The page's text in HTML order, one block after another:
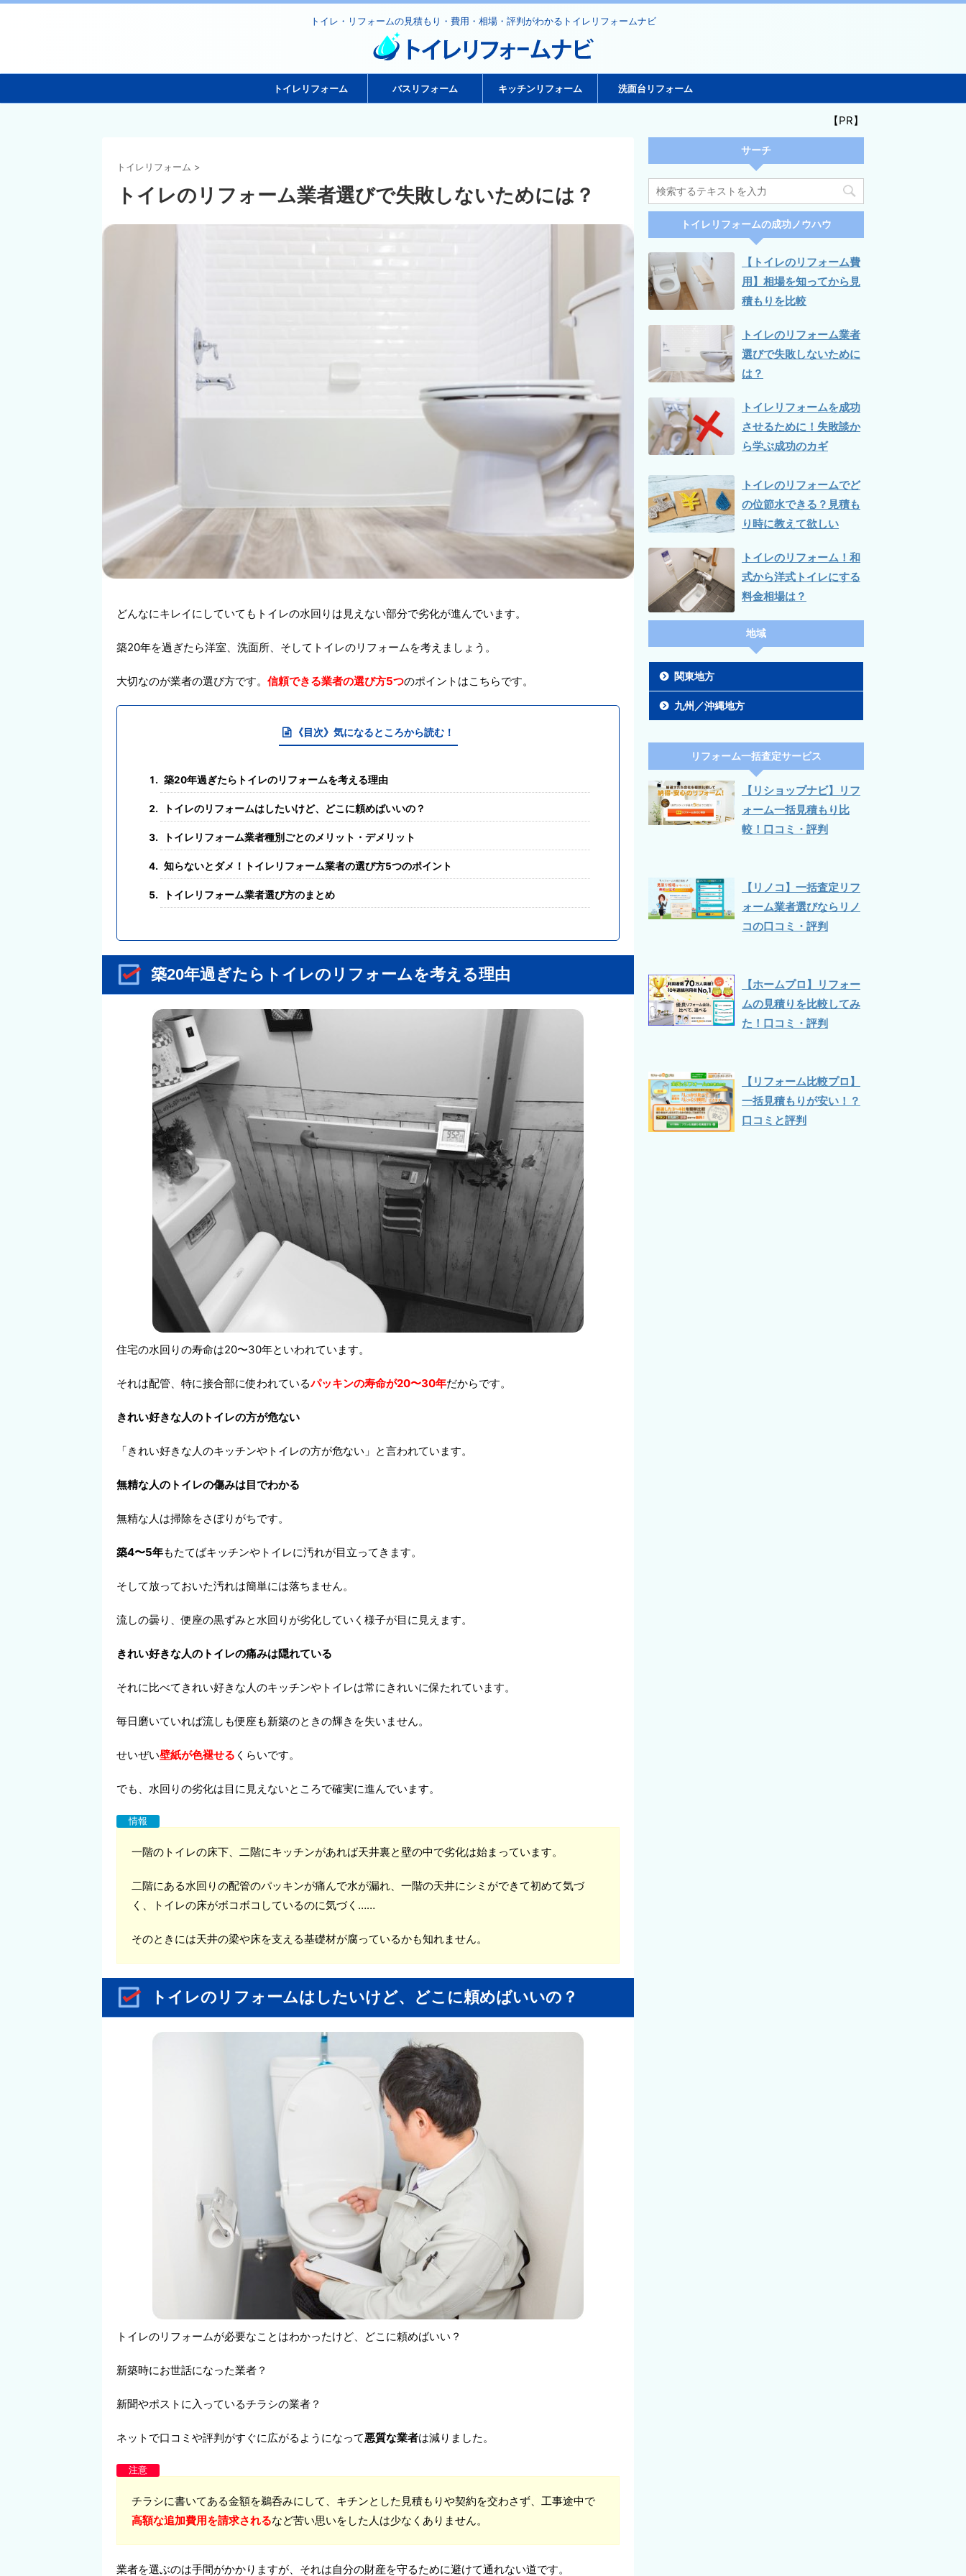
トイレ・リフォームの見積もり・費用・相場・評判がわかるトイレリフォームナビ
トイレリフォーム バスリフォーム キッチンリフォーム 洗面台リフォーム
【PR】
トイレリフォーム >
トイレのリフォーム業者選びで失敗しないためには？
どんなにキレイにしていてもトイレの水回りは見えない部分で劣化が進んでいます。
築20年を過ぎたら洋室、洗面所、そしてトイレのリフォームを考えましょう。
大切なのが業者の選び方です。 信頼できる業者の選び方5つのポイントはこちらです。
《目次》気になるところから読む！
築20年過ぎたらトイレのリフォームを考える理由
トイレのリフォームはしたいけど、どこに頼めばいいの？
トイレリフォーム業者種別ごとのメリット・デメリット
知らないとダメ！トイレリフォーム業者の選び方5つのポイント
トイレリフォーム業者選び方のまとめ
築20年過ぎたらトイレのリフォームを考える理由
住宅の水回りの寿命は20〜30年といわれています。
それは配管、特に接合部に使われているパッキンの寿命が20〜30年だからです。
きれい好きな人のトイレの方が危ない
「きれい好きな人のキッチンやトイレの方が危ない」と言われています。
無精な人のトイレの傷みは目でわかる
無精な人は掃除をさぼりがちです。
築4〜5年もたてばキッチンやトイレに汚れが目立ってきます。
そして放っておいた汚れは簡単には落ちません。
流しの曇り、便座の黒ずみと水回りが劣化していく様子が目に見えます。
きれい好きな人のトイレの痛みは隠れている
それに比べてきれい好きな人のキッチンやトイレは常にきれいに保たれています。
毎日磨いていれば流しも便座も新築のときの輝きを失いません。
せいぜい壁紙が色褪せる くらいです。
でも、水回りの劣化は目に見えないところで確実に進んでいます。
情報
一階のトイレの床下、二階にキッチンがあれば天井裏と壁の中で劣化は始まっています。
二階にある水回りの配管のパッキンが痛んで水が漏れ、一階の天井にシミができて初めて気づ
く、トイレの床がボコボコしているのに気づく……
そのときには天井の梁や床を支える基礎材が腐っているかも知れません。
トイレのリフォームはしたいけど、どこに頼めばいいの？
トイレのリフォームが必要なことはわかったけど、どこに頼めばいい？
新築時にお世話になった業者？
新聞やポストに入っているチラシの業者？
ネットで口コミや評判がすぐに広がるようになって悪質な業者は減りました。
注意
チラシに書いてある金額を鵜呑みにして、キチンとした見積もりや契約を交わさず、工事途中で
高額な追加費用を請求されるなど苦い思いをした人は少なくありません。
業者を選ぶのは手間がかかりますが、それは自分の財産を守るために避けて通れない道です。
サーチ
トイレリフォームの成功ノウハウ
【トイレのリフォーム費
用】相場を知ってから見
積もりを比較
トイレのリフォーム業者
選びで失敗しないために
は？
トイレリフォームを成功
させるために！失敗談か
ら学ぶ成功のカギ
トイレのリフォームでど
の位節水できる？見積も
り時に教えて欲しい
トイレのリフォーム！和
式から洋式トイレにする
料金相場は？
地域
関東地方
九州／沖縄地方
リフォーム一括査定サービス
【リショップナビ】リフ
ォーム一括見積もり比
較！口コミ・評判
【リノコ】一括査定リフ
ォーム業者選びならリノ
コの口コミ・評判
【ホームプロ】リフォー
ムの見積りを比較してみ
た！口コミ・評判
【リフォーム比較プロ】
一括見積もりが安い！？
口コミと評判